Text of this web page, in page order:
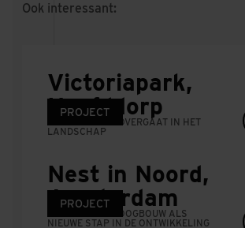
Ook interessant:
NIEUWS
Nieuw
pilotprogramma
met Asphalt
NIEUWS
Dura Vermeer
gaat elektrisch
vooruit met eigen
NIEUWS
PROJECT
Victoriapark,
Hoofddorp
WAAR DE STAD OVERGAAT IN HET
LANDSCHAP
NIEUWS
PROJECT
Nest in Noord,
Amsterdam
BETAALBARE HOOGBOUW ALS
NIEUWE STAP IN DE ONTWIKKELING